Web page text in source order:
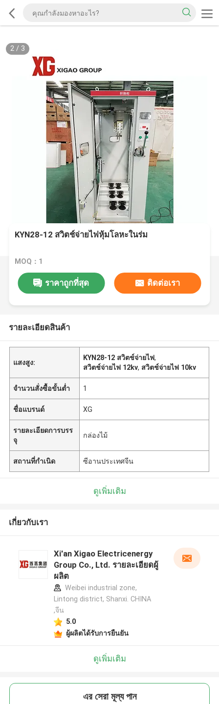
2/ 3
KYN28-12 สวิตช์จ่ายไฟหุ้มโลหะในร่ม
MOQ：1
ราคาถูกที่สุด ติดต่อเรา
รายละเอียดสินค้า
แสงสูง:
KYN28-12 สวิตช์จ่ายไฟ,
สวิตช์จ่ายไฟ 12kv, สวิตช์จ่ายไฟ 10kv
จำนวนสั่งซื้อขั้นต่ำ 1
ชื่อแบรนด์ XG
รายละเอียดการบรร
จุ
กล่องไม้
สถานที่กำเนิด ซีอานประเทศจีน
ดูเพิ่มเติม
เกี่ยวกับเรา
Xi'an Xigao Electricenergy
Group Co., Ltd. รายละเอียดผู้
ผลิต
Weibei industrial zone,
Lintong district, Shanxi. CHINA
,จีน
5.0
ผู้ผลิตได้รับการยืนยัน
ดูเพิ่มเติม
এর সেরা মূল্য পান